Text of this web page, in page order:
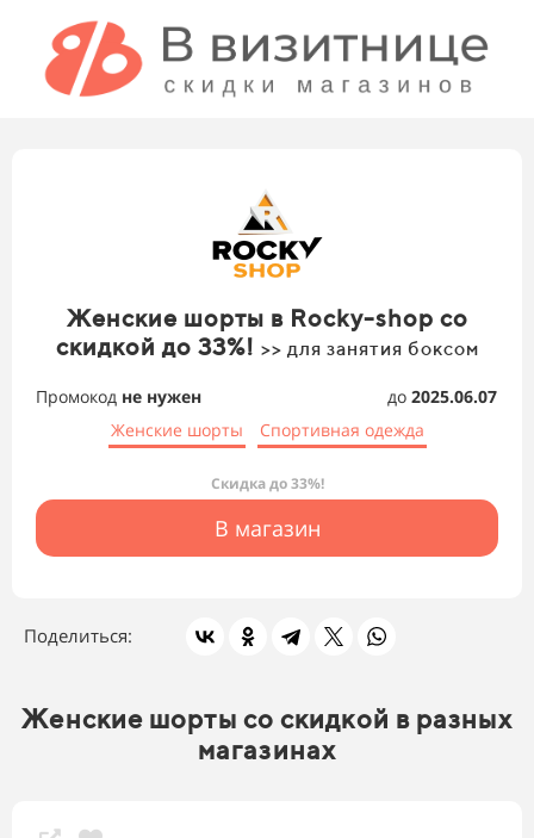
Женские шорты в Rocky-shop со
скидкой до 33%! >> для занятия боксом
Промокод не нужен до 2025.06.07
Женские шорты
Спортивная одежда
Скидка до 33%!
В магазин
Поделиться:
Женские шорты со скидкой в разных
магазинах